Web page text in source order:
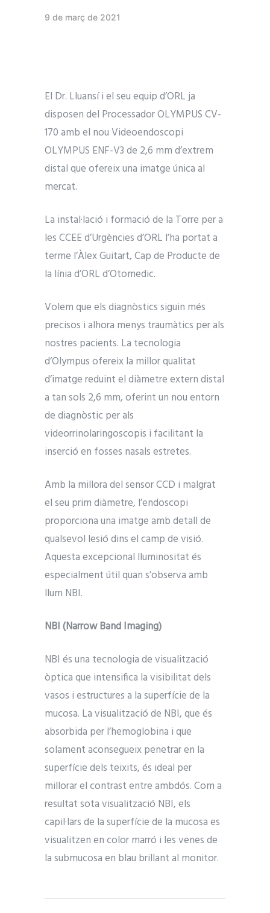
9 de març de 2021
El Dr. Lluansí i el seu equip d’ORL ja
disposen del Processador OLYMPUS CV-
170 amb el nou Videoendoscopi
OLYMPUS ENF-V3 de 2,6 mm d’extrem
distal que ofereix una imatge única al
mercat.
La instal·lació i formació de la Torre per a
les CCEE d’Urgències d’ORL l’ha portat a
terme l’Àlex Guitart, Cap de Producte de
la línia d’ORL d’Otomedic.
Volem que els diagnòstics siguin més
precisos i alhora menys traumàtics per als
nostres pacients. La tecnologia
d’Olympus ofereix la millor qualitat
d’imatge reduint el diàmetre extern distal
a tan sols 2,6 mm, oferint un nou entorn
de diagnòstic per als
videorrinolaringoscopis i facilitant la
inserció en fosses nasals estretes.
Amb la millora del sensor CCD i malgrat
el seu prim diàmetre, l’endoscopi
proporciona una imatge amb detall de
qualsevol lesió dins el camp de visió.
Aquesta excepcional lluminositat és
especialment útil quan s’observa amb
llum NBI.
NBI (Narrow Band Imaging)
NBI és una tecnologia de visualització
òptica que intensifica la visibilitat dels
vasos i estructures a la superfície de la
mucosa. La visualització de NBI, que és
absorbida per l’hemoglobina i que
solament aconsegueix penetrar en la
superfície dels teixits, és ideal per
millorar el contrast entre ambdós. Com a
resultat sota visualització NBI, els
capil·lars de la superfície de la mucosa es
visualitzen en color marró i les venes de
la submucosa en blau brillant al monitor.